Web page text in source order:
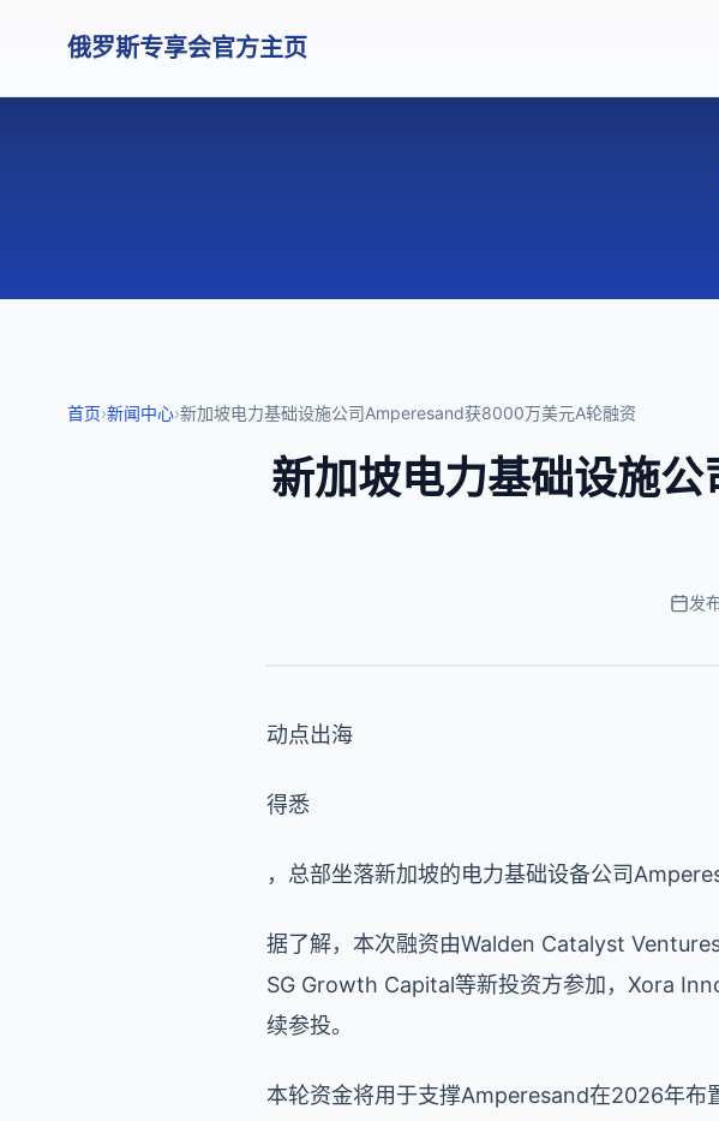
俄罗斯专享会官方主页
首页›新闻中心›新加坡电力基础设施公司Amperesand获8000万美元A轮融资
新加坡电力基础设施
发
动点出海
得悉
，总部坐落新加坡的电力基础设备公司
据了解，本次融资由Walden Catalyst
SG Growth Capital等新投资方参加，Xora
续参投。
本轮资金将用于支撑Amperesand在2026年布